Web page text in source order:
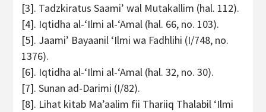
[3]. Tadzkiratus Saami’ wal Mutakallim (hal. 112).
[4]. Iqtidha al-‘Ilmi al-‘Amal (hal. 66, no. 103).
[5]. Jaami’ Bayaanil ‘Ilmi wa Fadhlihi (I/748, no.
1376).
[6]. Iqtidha al-‘Ilmi al-‘Amal (hal. 32, no. 30).
[7]. Sunan ad-Darimi (I/82).
[8]. Lihat kitab Ma’aalim fii Thariiq Thalabil ‘Ilmi